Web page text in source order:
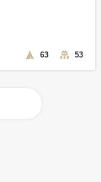
63 53